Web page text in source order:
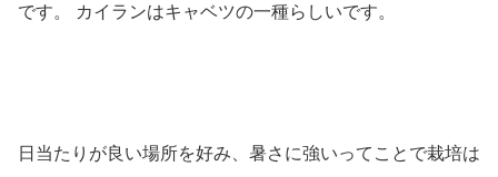
です。 カイランはキャベツの一種らしいです。
日当たりが良い場所を好み、暑さに強いってことで栽培は